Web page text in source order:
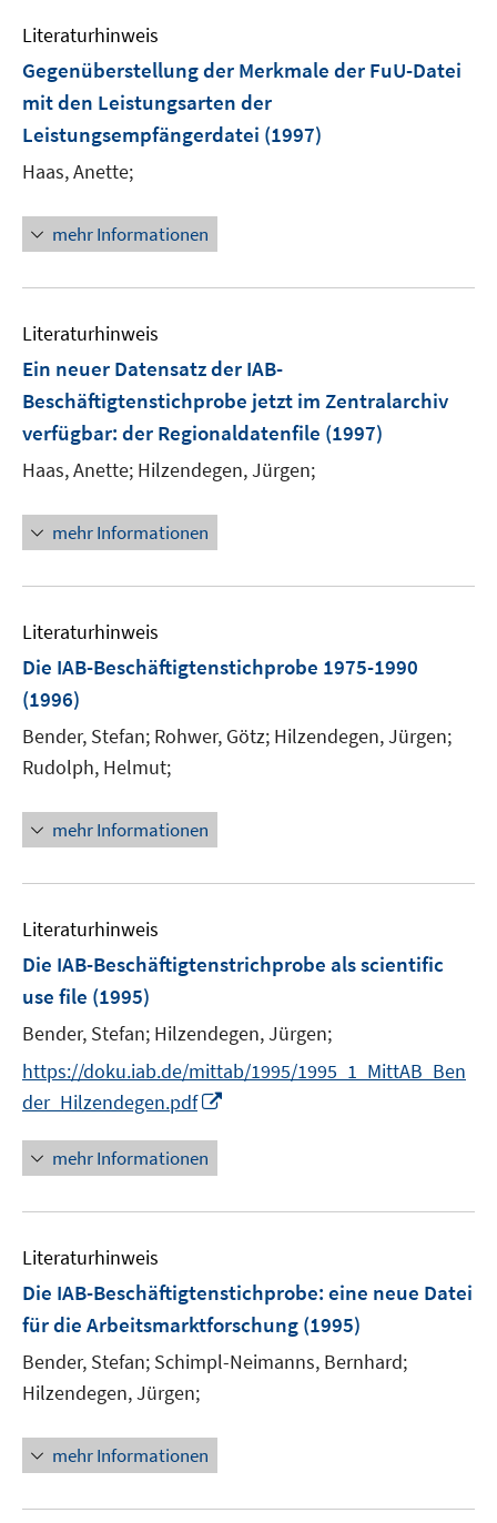
Literaturhinweis
Gegenüberstellung der Merkmale der FuU-Datei
mit den Leistungsarten der
Leistungsempfängerdatei (1997)
Haas, Anette;
mehr Informationen
Literaturhinweis
Ein neuer Datensatz der IAB-
Beschäftigtenstichprobe jetzt im Zentralarchiv
verfügbar: der Regionaldatenfile (1997)
Haas, Anette; Hilzendegen, Jürgen;
mehr Informationen
Literaturhinweis
Die IAB-Beschäftigtenstichprobe 1975-1990
(1996)
Bender, Stefan; Rohwer, Götz; Hilzendegen, Jürgen;
Rudolph, Helmut;
mehr Informationen
Literaturhinweis
Die IAB-Beschäftigtenstrichprobe als scientific
use file (1995)
Bender, Stefan; Hilzendegen, Jürgen;
https://doku.iab.de/mittab/1995/1995_1_MittAB_Ben
der_Hilzendegen.pdf
u
F
n
s
mehr Informationen
Literaturhinweis
Die IAB-Beschäftigtenstichprobe: eine neue Datei
für die Arbeitsmarktforschung (1995)
Bender, Stefan; Schimpl-Neimanns, Bernhard;
Hilzendegen, Jürgen;
mehr Informationen